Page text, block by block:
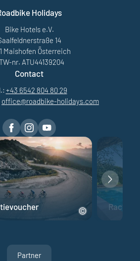
Holidays
Bike Hotels e.V.
14
Maishofen Österreich
nr. ATU44139204
Contact
+43 6542 804 80 29
office@roadbike-holidays.com
Partner